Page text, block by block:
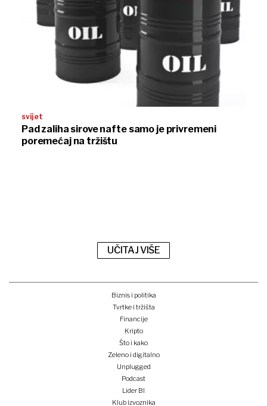
svijet
Pad zaliha sirove nafte samo je privremeni
poremećaj na tržištu
UČITAJ VIŠE
Biznis i politika
Tvrtke i tržišta
Financije
Kripto
Što i kako
Zeleno i digitalno
Unplugged
Podcast
Lider BI
Klub izvoznika